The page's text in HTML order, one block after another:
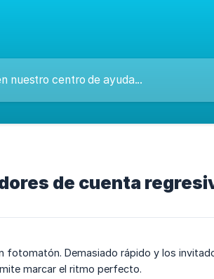
de cuenta
fotomatón. Demasiado rápido y los
marcar el ritmo perfecto.